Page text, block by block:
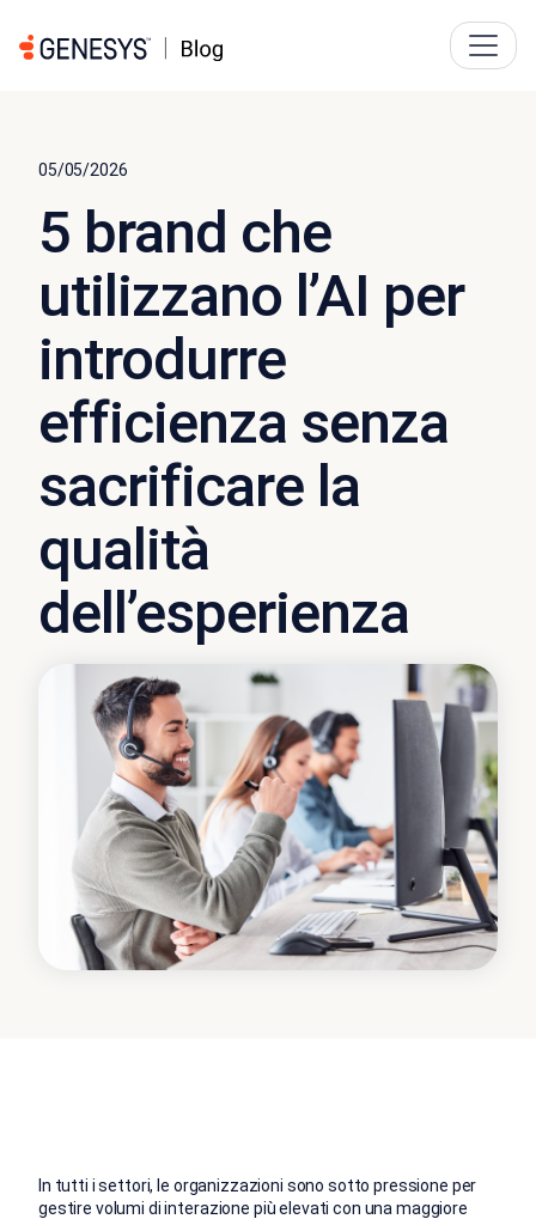
05/05/2026
5 brand che
utilizzano l’AI per
introdurre
efficienza senza
sacrificare la
qualità
dell’esperienza
In tutti i settori, le organizzazioni sono sotto pressione per
gestire volumi di interazione più elevati con una maggiore